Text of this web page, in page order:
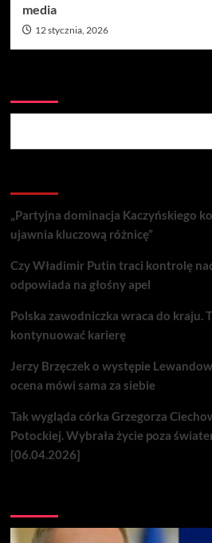
media
12 stycznia, 2026
„Partyjna dominacja Kaczyńskiego
ujawnia kluczową różnicę”
Czy Władimir Putin traci kontrolę
odpowiada na głośny apel
Polska zawodniczka wraca do kraju.
kontynuować karierę
Jerzy Brzęczek o występie
ocena mówi sama za siebie
Tak wygląda córka Grzegorza
Potockiej. Wybrała życie poza
[06.04.2026]